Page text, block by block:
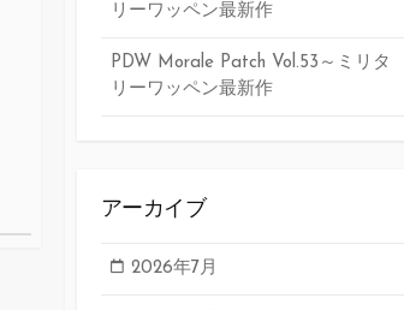
リーワッペン最新作
PDW Morale Patch Vol.53～ミリタ
リーワッペン最新作
アーカイブ
2026年7月